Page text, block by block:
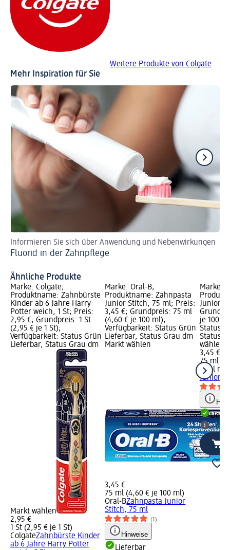
Weitere Produkte von Colgate
Mehr Inspiration für Sie
Informieren Sie sich über Anwendung und Nebenwirkungen
Fluorid in der Zahnpflege
Ähnliche Produkte
Marke: Colgate;
Produktname: Zahnbürste
Kinder ab 6 Jahre Harry
Potter weich, 1 St; Preis:
2,95 €; Grundpreis: 1 St
(2,95 € je 1 St);
Verfügbarkeit: Status Grün
Lieferbar, Status Grau dm
Markt wählen
2,95 €
1 St (2,95 € je 1 St)
ColgateZahnbürste Kinder
ab 6 Jahre Harry Potter
Marke: Oral-B;
Produktname: Zahnpasta
Junior Stitch, 75 ml; Preis:
3,45 €; Grundpreis: 75 ml
(4,60 € je 100 ml);
Verfügbarkeit: Status Grün
Lieferbar, Status Grau dm
Markt wählen
3,45 €
75 ml (4,60 € je 100 ml)
Oral-BZahnpasta Junior
Stitch, 75 ml
(1)
Hinweise
Lieferbar
Marke:
Junior,
je 100
Status
Status
wählen
3,45 €
75 ml
Odol
Junior,
dm